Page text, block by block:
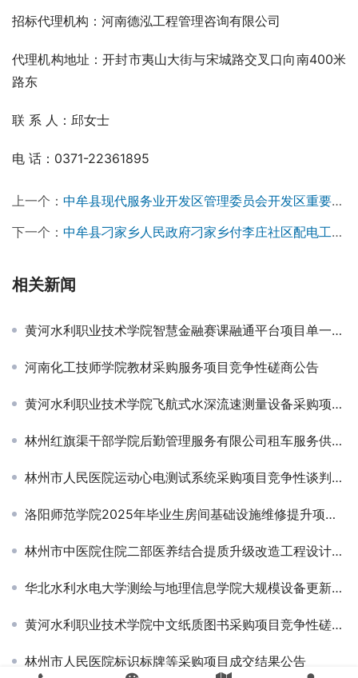
招标代理机构：河南德泓工程管理咨询有限公司
代理机构地址：开封市夷山大街与宋城路交叉口向南400米
路东
联 系 人：邱女士
电 话：0371-22361895
上一个： 中牟县现代服务业开发区管理委员会开发区重要节点景观提升工程设计项目招标公告￼
下一个： 中牟县刁家乡人民政府刁家乡付李庄社区配电工程项目采购高压开关柜及其他设备变更公告￼
相关新闻
黄河水利职业技术学院智慧金融赛课融通平台项目单一来源采购公告
河南化工技师学院教材采购服务项目竞争性磋商公告
黄河水利职业技术学院飞航式水深流速测量设备采购项目竞争性磋商公告
林州红旗渠干部学院后勤管理服务有限公司租车服务供应商入围项目成交结果公告
林州市人民医院运动心电测试系统采购项目竞争性谈判公告￼
洛阳师范学院2025年毕业生房间基础设施维修提升项目-竞争性磋商公告
林州市中医院住院二部医养结合提质升级改造工程设计项目竞争性磋商公告
华北水利水电大学测绘与地理信息学院大规模设备更新超长期国债项目-中标公告
黄河水利职业技术学院中文纸质图书采购项目竞争性磋商公告
林州市人民医院标识标牌等采购项目成交结果公告